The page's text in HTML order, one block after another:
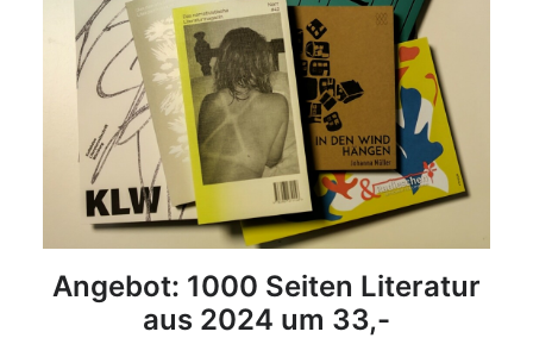
DETAILS
Angebot: 1000 Seiten Literatur
aus 2024 um 33,-